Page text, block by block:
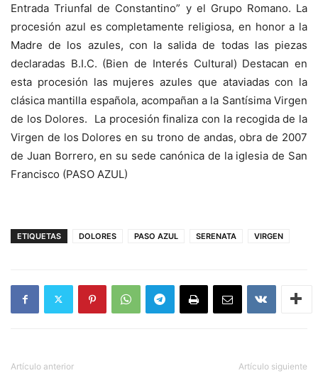
Entrada Triunfal de Constantino” y el Grupo Romano. La
procesión azul es completamente religiosa, en honor a la
Madre de los azules, con la salida de todas las piezas
declaradas B.I.C. (Bien de Interés Cultural) Destacan en
esta procesión las mujeres azules que ataviadas con la
clásica mantilla española, acompañan a la Santísima Virgen
de los Dolores. La procesión finaliza con la recogida de la
Virgen de los Dolores en su trono de andas, obra de 2007
de Juan Borrero, en su sede canónica de la iglesia de San
Francisco (PASO AZUL)
ETIQUETAS DOLORES PASO AZUL SERENATA VIRGEN
Artículo anterior Artículo siguiente